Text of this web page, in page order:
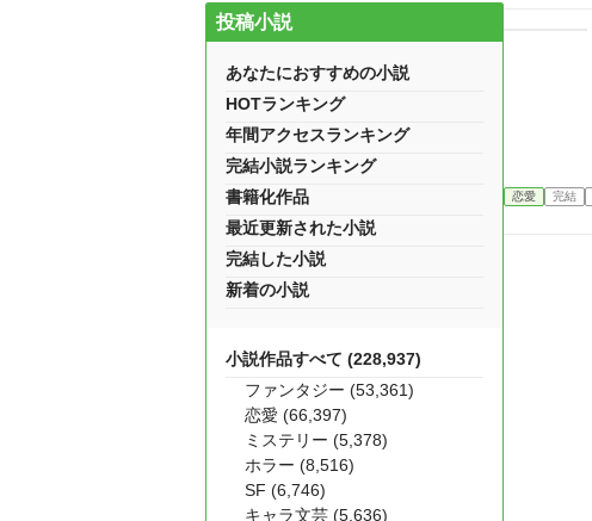
恋愛 完結
投稿小説
あなたにおすすめの小説
HOTランキング
年間アクセスランキング
完結小説ランキング
書籍化作品
最近更新された小説
完結した小説
新着の小説
小説作品すべて (228,937)
ファンタジー (53,361)
恋愛 (66,397)
ミステリー (5,378)
ホラー (8,516)
SF (6,746)
キャラ文芸 (5,636)